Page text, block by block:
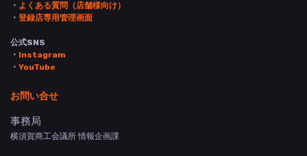
・ よくある質問（店舗様向け）
・ 登録店専用管理画面
公式SNS
・ Instagram
・ YouTube
お問い合せ
事務局
横須賀商工会議所 情報企画課